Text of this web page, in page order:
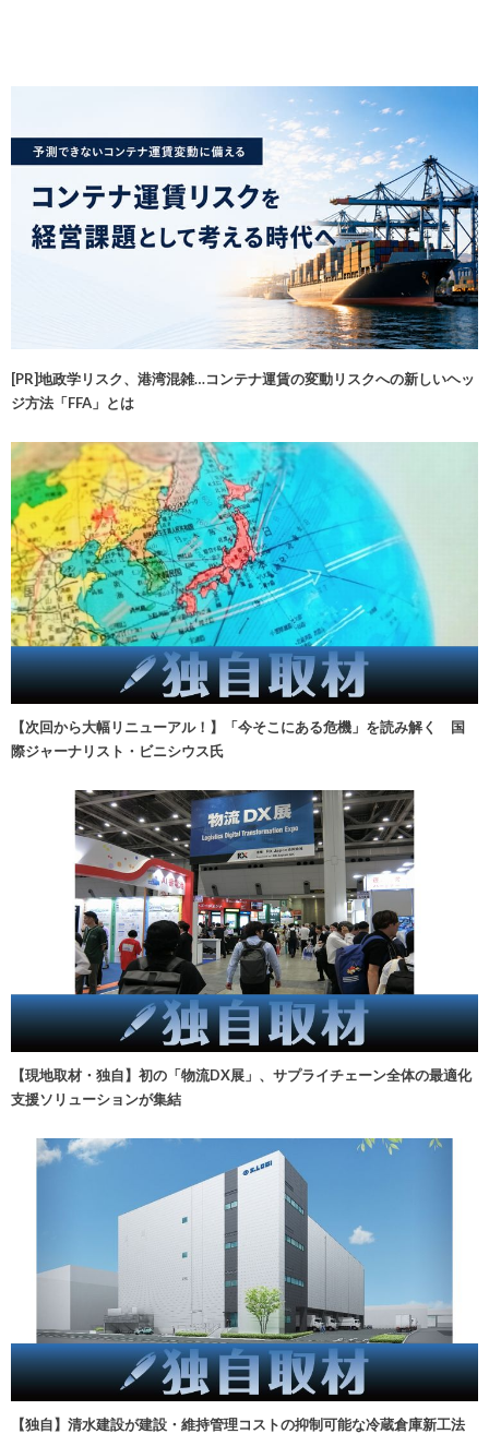
[PR]地政学リスク、港湾混雑…コンテナ運賃の変動リスクへの新しいヘッ
ジ方法「FFA」とは
【次回から大幅リニューアル！】「今そこにある危機」を読み解く 国
際ジャーナリスト・ビニシウス氏
【現地取材・独自】初の「物流DX展」、サプライチェーン全体の最適化
支援ソリューションが集結
【独自】清水建設が建設・維持管理コストの抑制可能な冷蔵倉庫新工法